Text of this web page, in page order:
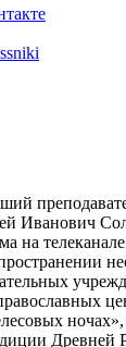
Иванович
на
Древней